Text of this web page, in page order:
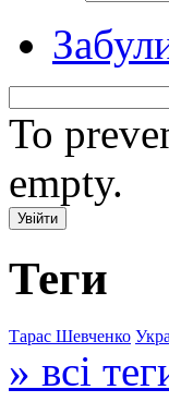
To
empty.
Теги
Тарас Шевченко
» всі